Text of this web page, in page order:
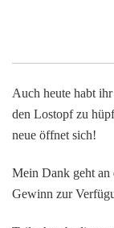
Auch heute habt
den Lostopf zu
neue öffnet sich!
Mein Dank geht an
Gewinn zur